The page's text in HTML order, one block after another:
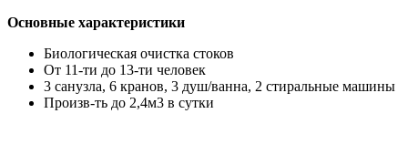
Основные характеристики
Биологическая очистка стоков
От 11-ти до 13-ти человек
3 санузла, 6 кранов, 3 душ/ванна, 2 стиральные машины
Произв-ть до 2,4м3 в сутки